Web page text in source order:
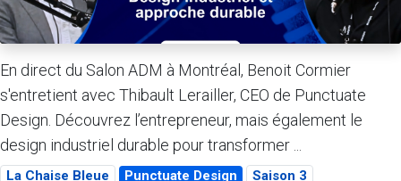
En direct du Salon ADM à Montréal, Benoit Cormier
s'entretient avec Thibault Lerailler, CEO de Punctuate
Design. Découvrez l’entrepreneur, mais également le
design industriel durable pour transformer ...
La Chaise Bleue Punctuate Design Saison 3